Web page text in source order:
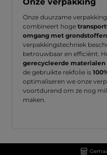
Onze duurzame
combineert hoge
omgang met grondstoffen
verpakkingstechniek
betrouwbaar en efficiënt.
gerecycleerde materialen
de gebruikte rekfolie is
optimaliseren we onze
voortdurend om ze nog
maken.